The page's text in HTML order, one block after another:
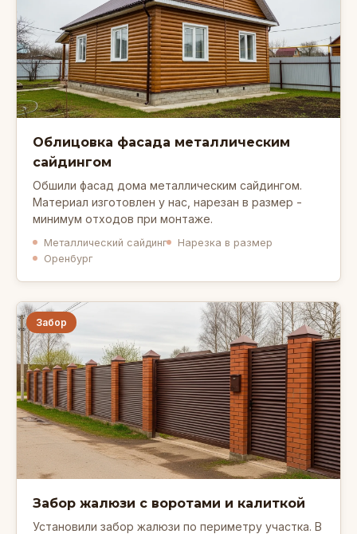
Облицовка фасада металлическим
сайдингом
Обшили фасад дома металлическим сайдингом.
Материал изготовлен у нас, нарезан в размер -
минимум отходов при монтаже.
Металлический сайдинг
Нарезка в размер
Оренбург
Забор
Забор жалюзи с воротами и калиткой
Установили забор жалюзи по периметру участка. В